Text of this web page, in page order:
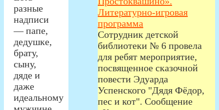
разные
надписи
— папе,
дедушке,
брату,
сыну,
дяде и
даже
идеальному
Литературно-игровая
программа
Сотрудник детской
библиотеки № 6 провела
для ребят мероприятие,
посвященное сказочной
повести Эдуарда
Успенского "Дядя Фёдор,
пес и кот". Сообщение